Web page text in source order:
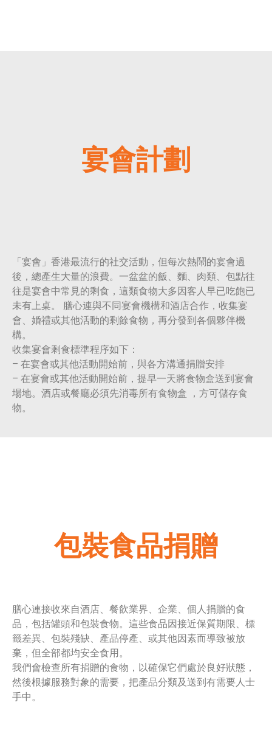
宴會計劃
「宴會」香港最流行的社交活動，但每次熱鬧的宴會過
後，總產生大量的浪費。一盆盆的飯、麵、肉類、包點往
往是宴會中常見的剩食，這類食物大多因客人早已吃飽已
未有上桌。 膳心連與不同宴會機構和酒店合作，收集宴
會、婚禮或其他活動的剩餘食物，再分發到各個夥伴機
構。
收集宴會剩食標準程序如下：
– 在宴會或其他活動開始前，與各方溝通捐贈安排
– 在宴會或其他活動開始前，提早一天將食物盒送到宴會
場地。酒店或餐廳必須先消毒所有食物盒 ，方可儲存食
物。
包裝食品捐贈
膳心連接收來自酒店、餐飲業界、企業、個人捐贈的食
品，包括罐頭和包裝食物。這些食品因接近保質期限、標
籤差異、包裝殘缺、產品停產、或其他因素而導致被放
棄，但全部都均安全食用。
我們會檢查所有捐贈的食物，以確保它們處於良好狀態，
然後根據服務對象的需要，把產品分類及送到有需要人士
手中。